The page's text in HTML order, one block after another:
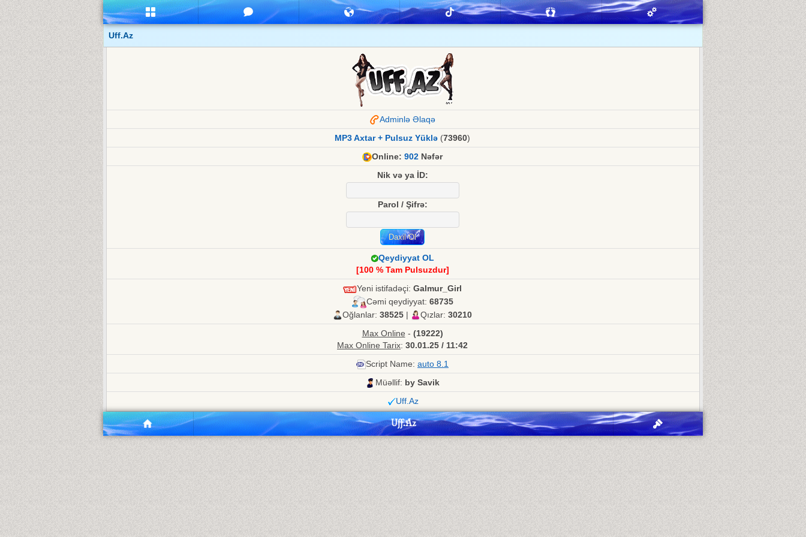
Uff.Az
Adminlə Əlaqə
MP3 Axtar + Pulsuz Yüklə (73960)
Online: 902 Nəfər
Nik və ya İD:
Parol / Şifrə:
Qeydiyyat OL
[100 % Tam Pulsuzdur]
Yeni istifadəçi: Galmur_Girl
Cəmi qeydiyyat: 68735
Oğlanlar: 38525 Qızlar: 30210
Max Online - (19222)
Max Online Tarix: 30.01.25 / 11:42
Script Name: auto 8.1
Müəllif: by Savik
Uff.Az
Uff.Az